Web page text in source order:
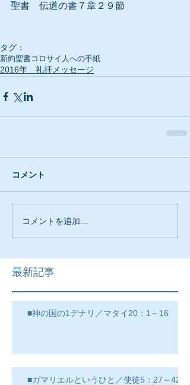
聖書　伝道の書７章２９節
タグ：
新約聖書コロサイ人への手紙
2016年 礼拝メッセージ
コメント
コメントを追加…
最新記事
■神の国の1デナリ／マタイ20：1～16
■ガマリエルというひと／使徒5：27～42